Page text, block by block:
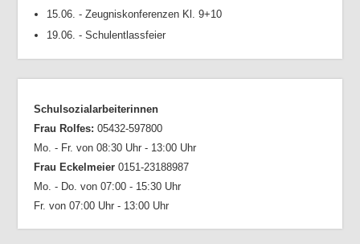
15.06. - Zeugniskonferenzen Kl. 9+10
19.06. - Schulentlassfeier
Schulsozialarbeiterinnen
Frau Rolfes:05432-597800
Mo. - Fr. von 08:30 Uhr - 13:00 Uhr
Frau Eckelmeier 0151-23188987
Mo. - Do. von 07:00 - 15:30 Uhr
Fr. von 07:00 Uhr - 13:00 Uhr